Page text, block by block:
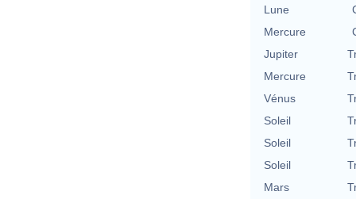
Lune
Mercure
Jupiter
Mercure
Vénus
Soleil
Soleil
Soleil
Mars